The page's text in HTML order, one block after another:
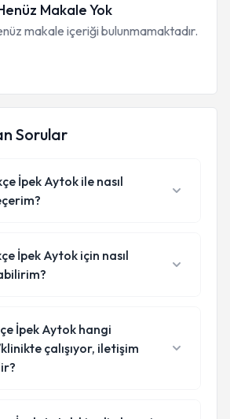
Makale Yok
makale içeriği bulunmamaktadır.
Sorular
İpek Aytok ile nasıl
İpek Aytok için nasıl
İpek Aytok hangi
çalışıyor, iletişim